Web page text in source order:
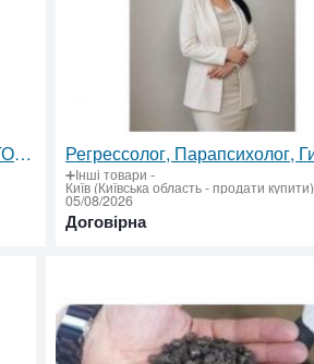
Пожежні гідранти тa підставки ГОСТ / ДСТУ — сертифіковане обладнання для пожежогасіння
➕Інші товари -
Київ (Київська область - продати купити)
05/08/2026
Договірна